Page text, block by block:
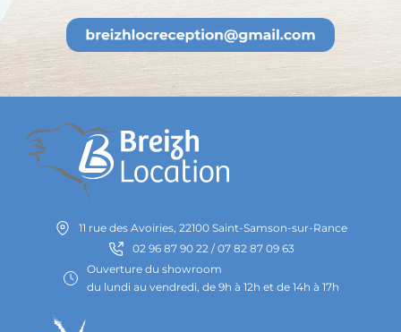
11 rue des Avoiries, 22100 Saint-Samson-sur-Rance
02 96 87 90 22 / 07 82 87 09 63
Ouverture du showroom
du lundi au vendredi, de 9h à 12h et de 14h à 17h